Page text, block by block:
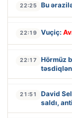
22:25 Bu
22:19 Vuçiç:
22:17
Hörmüz
21:51
David
saldı,